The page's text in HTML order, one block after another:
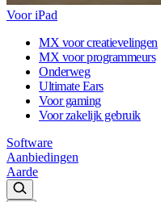
Voor iPad
MX voor creatievelingen
MX voor programmeurs
Onderweg
Ultimate Ears
Voor gaming
Voor zakelijk gebruik
Software
Aanbiedingen
Aarde